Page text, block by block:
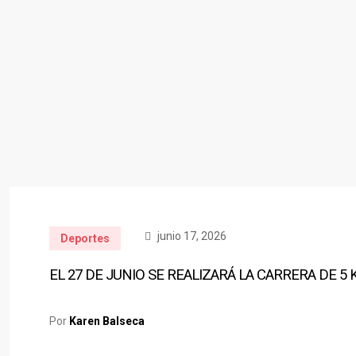
Deportes junio 17, 2026
EL 27 DE JUNIO SE REALIZARÁ LA CARRERA DE 5
Por Karen Balseca